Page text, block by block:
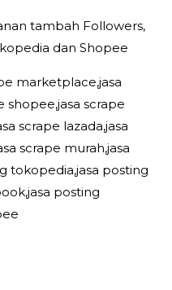
tambah Followers,
dan Shopee
marketplace,jasa
shopee,jasa scrape
scrape lazada,jasa
scrape murah,jasa
tokopedia,jasa posting
posting